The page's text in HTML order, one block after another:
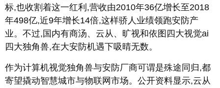
标,也收割着这一红利,营收由2010年36亿增长至2018
年498亿,近9年增长14倍,这样骄人业绩领跑安防产
业。不过,国内有商汤、云从、旷视和依图四大视觉ai
四大独角兽,在大安防机遇下吸晴无数。
作为计算机视觉独角兽与安防厂商可谓是殊途同归,都
寄望撬动智慧城市与物联网市场。公开资料显示,云从